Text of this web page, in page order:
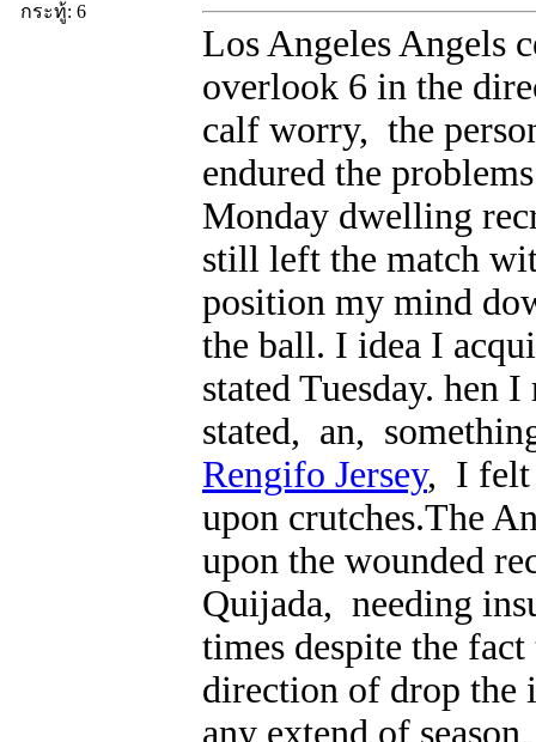
กระทู้: 6
Los Angeles Angels
overlook 6 in the
calf worry, the
endured the
Monday dwelling
still left the match
position my mind
the ball. I idea I
stated Tuesday. hen
stated, an,
Rengifo Jersey, I felt
upon crutches.The
upon the wounded
Quijada, needing
times despite the
direction of drop the
any extend of